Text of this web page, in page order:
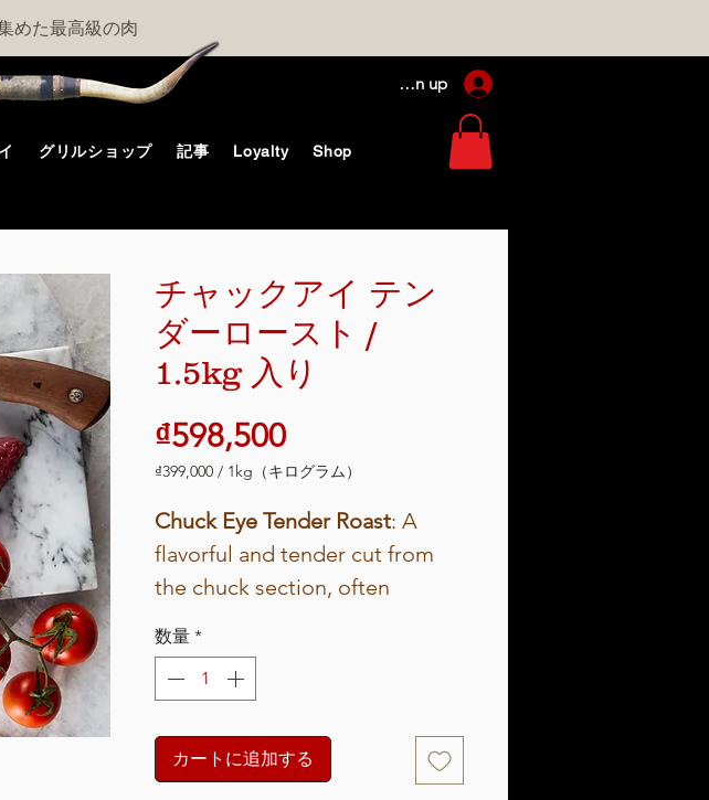
めた最高級の肉
Log In / Sign up
グリルショップ 記事 Loyalty Shop
チャックアイ テン
ダーロースト /
1.5kg 入り
₫598,500価
格
₫399,000 / 1kg（キログラム）
ご
と
に
₫399,000
Chuck Eye Tender Roast: A
flavorful and tender cut from
the chuck section, often
ribeye." Known for its rich
marbling and beefy taste, this
or braising, resulting in a juicy,
melt-in-your-mouth texture.
数量 *
カートに追加する